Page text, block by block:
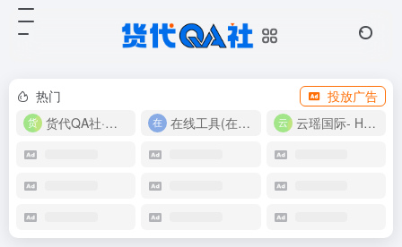
热门
投放广告
货代QA社·让货代之路更简单！
在线工具(在线实用工具200+) 云瑶国际- Harlan-15360639224